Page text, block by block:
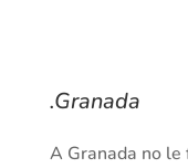
.Granada
A Granada no le